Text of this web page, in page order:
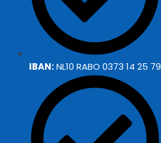
IBAN:NL10 RABO 0373 14 25 79